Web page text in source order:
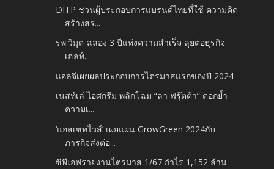
DITP ชวนผู้ประกอบการแบรนด์ไทยที่ใช้ ความคิด
สร้างสร...
รพ.วิมุต ฉลอง 3 ปีแห่งความสำเร็จ ลุยต่อธุรกิจ
เฮลท์...
แอลจีเผยผลประกอบการไตรมาสแรกของปี 2024
เนสท์เล่ ไอศกรีม พลิกโฉม “ลา ฟรุ๊ตต้า” ตอกย้ำ
ความเ...
‘แอสเซทไวส์’ เผยแผน GrowGreen 2024กับ
ภารกิจส่งต่อ...
ซีพีเอฟรายงานไตรมาส 1/67 กำไร 1,152 ล้าน